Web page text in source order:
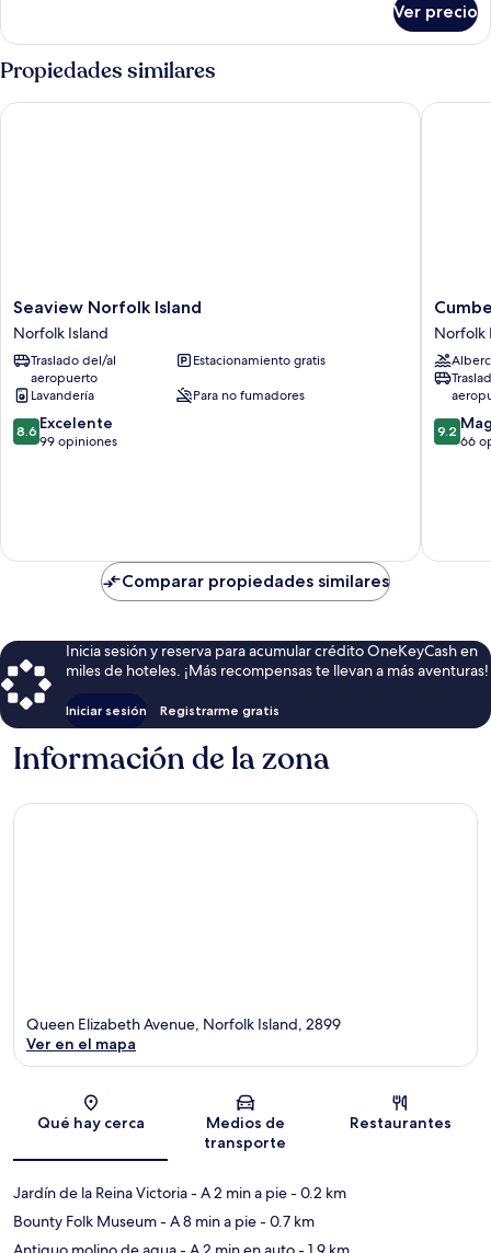
ejecutiva
Ver precio
Propiedades similares
Seaview
Norfolk
Island
Norfolk
Island
Seaview Norfolk Island
Norfolk Island
Traslado del/al
aeropuerto
Estacionamiento gratis
Lavandería
Para no fumadores
8.6
de
8.6 Excelente
99 opiniones
Seaview Norfolk Island
Resort
and
Spa
Norfolk
Island
Norfolk
9.2
de
9.2
66
Comparar propiedades similares
Inicia sesión y reserva para acumular crédito OneKeyCash en
miles de hoteles. ¡Más recompensas te llevan a más aventuras!
Iniciar sesión Registrarme gratis
Información de la zona
Sección del mapa
Queen Elizabeth Avenue, Norfolk Island, 2899
Ver en el mapa
Qué hay cerca
Medios de
transporte
Restaurantes
Jardín de la Reina Victoria- A 2 min a pie- 0.2 km
Bounty Folk Museum- A 8 min a pie- 0.7 km